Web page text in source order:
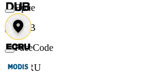
DUB
ECRU
Ярче
FaceCode